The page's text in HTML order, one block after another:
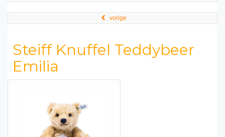
vorige
Steiff Knuffel Teddybeer
Emilia